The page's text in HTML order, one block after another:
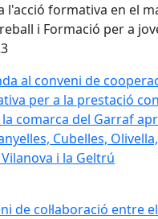
l'acció formativa en el
i Formació per a
al conveni de
per a la prestació
comarca del Garraf
Cubelles,
i la Geltrú
de col·laboració entre